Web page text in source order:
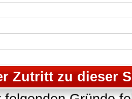
Zutritt zu dieser